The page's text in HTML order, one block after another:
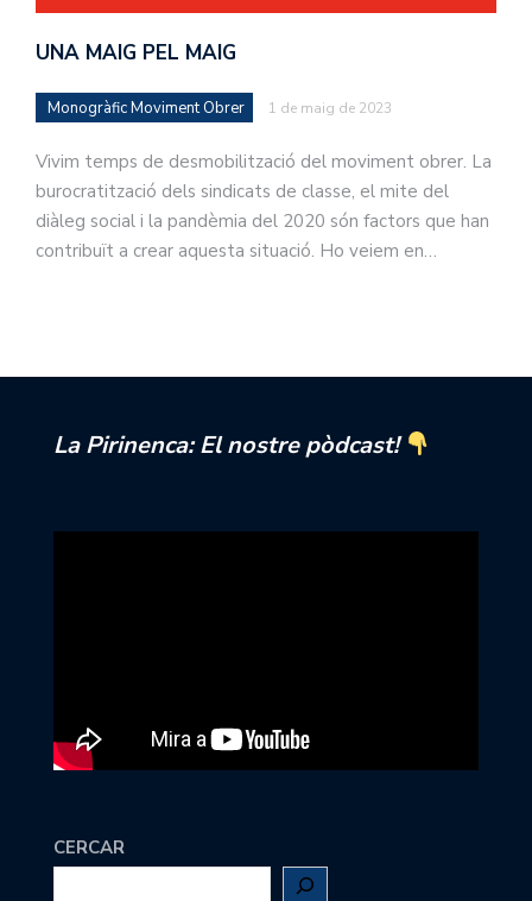
UNA MAIG PEL MAIG
Monogràfic Moviment Obrer 1 de maig de 2023
Vivim temps de desmobilització del moviment obrer. La
burocratització dels sindicats de classe, el mite del
diàleg social i la pandèmia del 2020 són factors que han
contribuït a crear aquesta situació. Ho veiem en…
La Pirinenca: El nostre pòdcast!
CERCAR